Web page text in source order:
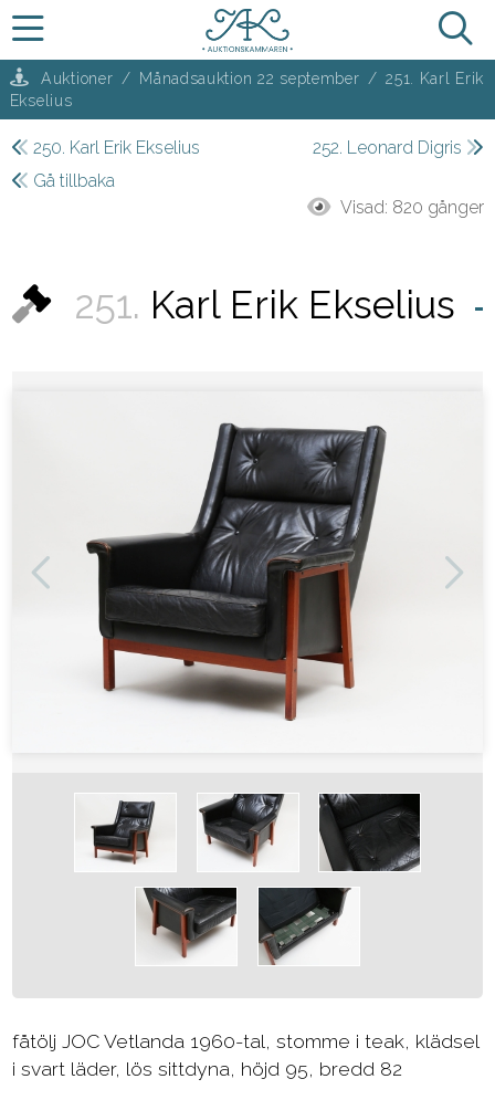
Auktioner / Månadsauktion 22 september / 251. Karl Erik
Ekselius
250. Karl Erik Ekselius
252. Leonard Digris
Gå tillbaka
Visad: 820 gånger
251. Karl Erik Ekselius
fåtölj JOC Vetlanda 1960-tal, stomme i teak, klädsel
i svart läder, lös sittdyna, höjd 95, bredd 82